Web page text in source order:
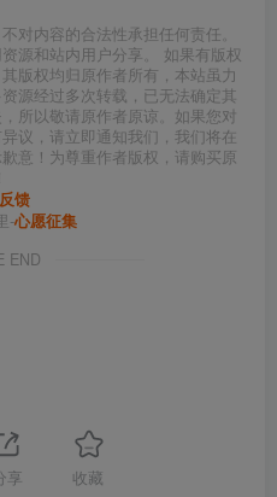
对内容的合法性承担任何责任。
源和站内用户分享。 如果有版权
版权均归原作者所有，本站虽力
源经过多次转载，已无法确定其
所以敬请原作者原谅。如果您对
议，请立即通知我们，我们将在
意！为尊重作者版权，请购买原
馈
-心愿征集
END
享 收藏